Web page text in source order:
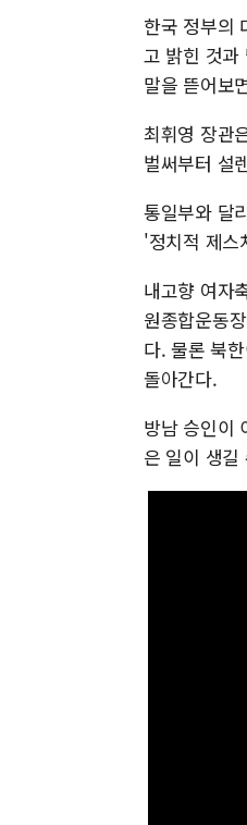
한국 정부의
고 밝힌 것과
말을 뜯어보
최휘영 장관
벌써부터 설
통일부와 달
'정치적 제스
내고향 여자
원종합운동
다. 물론 북
돌아간다.
방남 승인이
은 일이 생길